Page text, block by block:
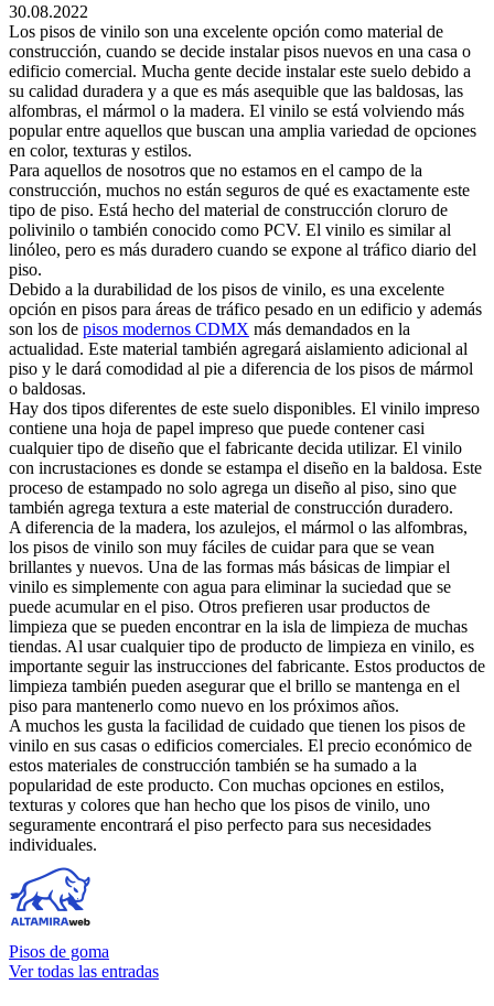
30.08.2022
Los pisos de vinilo son una excelente opción como material de
construcción, cuando se decide instalar pisos nuevos en una casa o
edificio comercial. Mucha gente decide instalar este suelo debido a
su calidad duradera y a que es más asequible que las baldosas, las
alfombras, el mármol o la madera. El vinilo se está volviendo más
popular entre aquellos que buscan una amplia variedad de opciones
en color, texturas y estilos.
Para aquellos de nosotros que no estamos en el campo de la
construcción, muchos no están seguros de qué es exactamente este
tipo de piso. Está hecho del material de construcción cloruro de
polivinilo o también conocido como PCV. El vinilo es similar al
linóleo, pero es más duradero cuando se expone al tráfico diario del
piso.
Debido a la durabilidad de los pisos de vinilo, es una excelente
opción en pisos para áreas de tráfico pesado en un edificio y además
son los de pisos modernos CDMX más demandados en la
actualidad. Este material también agregará aislamiento adicional al
piso y le dará comodidad al pie a diferencia de los pisos de mármol
o baldosas.
Hay dos tipos diferentes de este suelo disponibles. El vinilo impreso
contiene una hoja de papel impreso que puede contener casi
cualquier tipo de diseño que el fabricante decida utilizar. El vinilo
con incrustaciones es donde se estampa el diseño en la baldosa. Este
proceso de estampado no solo agrega un diseño al piso, sino que
también agrega textura a este material de construcción duradero.
A diferencia de la madera, los azulejos, el mármol o las alfombras,
los pisos de vinilo son muy fáciles de cuidar para que se vean
brillantes y nuevos. Una de las formas más básicas de limpiar el
vinilo es simplemente con agua para eliminar la suciedad que se
puede acumular en el piso. Otros prefieren usar productos de
limpieza que se pueden encontrar en la isla de limpieza de muchas
tiendas. Al usar cualquier tipo de producto de limpieza en vinilo, es
importante seguir las instrucciones del fabricante. Estos productos de
limpieza también pueden asegurar que el brillo se mantenga en el
piso para mantenerlo como nuevo en los próximos años.
A muchos les gusta la facilidad de cuidado que tienen los pisos de
vinilo en sus casas o edificios comerciales. El precio económico de
estos materiales de construcción también se ha sumado a la
popularidad de este producto. Con muchas opciones en estilos,
texturas y colores que han hecho que los pisos de vinilo, uno
seguramente encontrará el piso perfecto para sus necesidades
individuales.
Pisos de goma
Ver todas las entradas